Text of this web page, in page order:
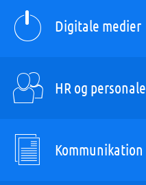
Digitale medier
HR og personale
Kommunikation